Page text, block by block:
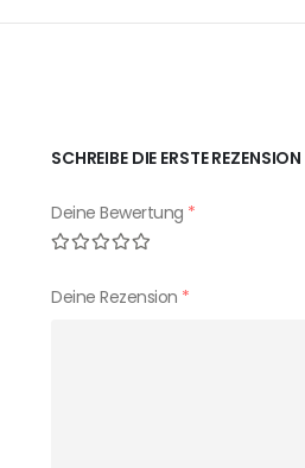
SCHREIBE DIE ERSTE
Deine Bewertung *
Deine Rezension *